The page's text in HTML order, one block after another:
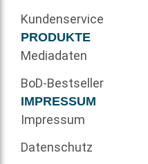
Kundenservice
PRODUKTE
Mediadaten
BoD-Bestseller
IMPRESSUM
Impressum
Datenschutz